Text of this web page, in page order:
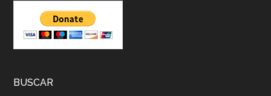
BUSCAR